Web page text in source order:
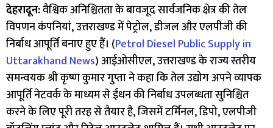
देहरादून:वैश्विक अनिश्चितता के बावजूद सार्वजनिक क्षेत्र की तेल
विपणन कंपनियां, उत्तराखण्ड में पेट्रोल, डीजल और एलपीजी की
निर्बाध आपूर्ति बनाए हुए हैं। (Petrol Diesel Public Supply in
Uttarakhand News) आईओसीएल, उत्तराखण्ड के राज्य स्तरीय
समन्वयक श्री कृष्ण कुमार गुप्ता ने कहा कि तेल उद्योग अपने व्यापक
आपूर्ति नेटवर्क के माध्यम से ईंधन की निर्बाध उपलब्धता सुनिश्चित
करने के लिए पूरी तरह से तैयार है, जिसमें टर्मिनल, डिपो, एलपीजी